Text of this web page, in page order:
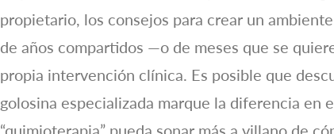
propietario, los consejos para crear un
de años compartidos —o de meses que se
propia intervención clínica. Es posible que
golosina especializada marque la diferencia en
“quimioterapia” pueda sonar más a villano de